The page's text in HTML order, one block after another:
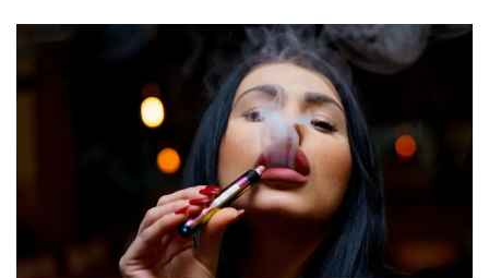
calitatea produselor lor și pot satisface cerințele pieței.
Acest lucru deschide calea pentru o experiență de
utilizator și mai bună.